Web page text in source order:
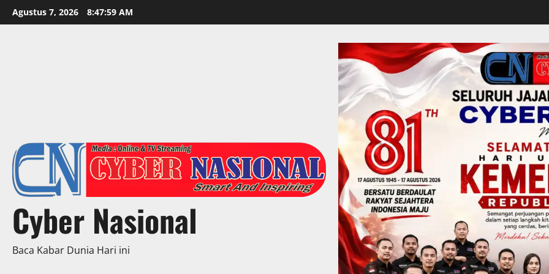
Skip
to
Agustus 7, 2026 8:48:01 AM
Cyber Nasional
Baca Kabar Dunia Hari ini